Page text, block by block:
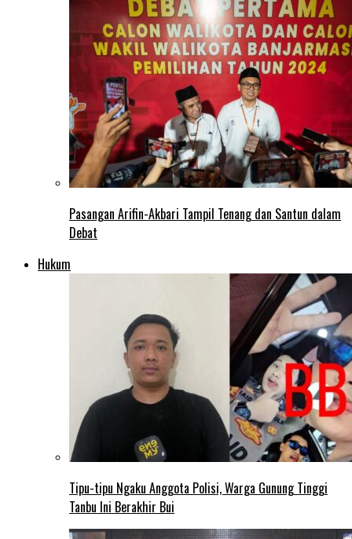
Pasangan Arifin-Akbari Tampil Tenang dan Santun dalam
Debat
Hukum
Tipu-tipu Ngaku Anggota Polisi, Warga Gunung Tinggi
Tanbu Ini Berakhir Bui